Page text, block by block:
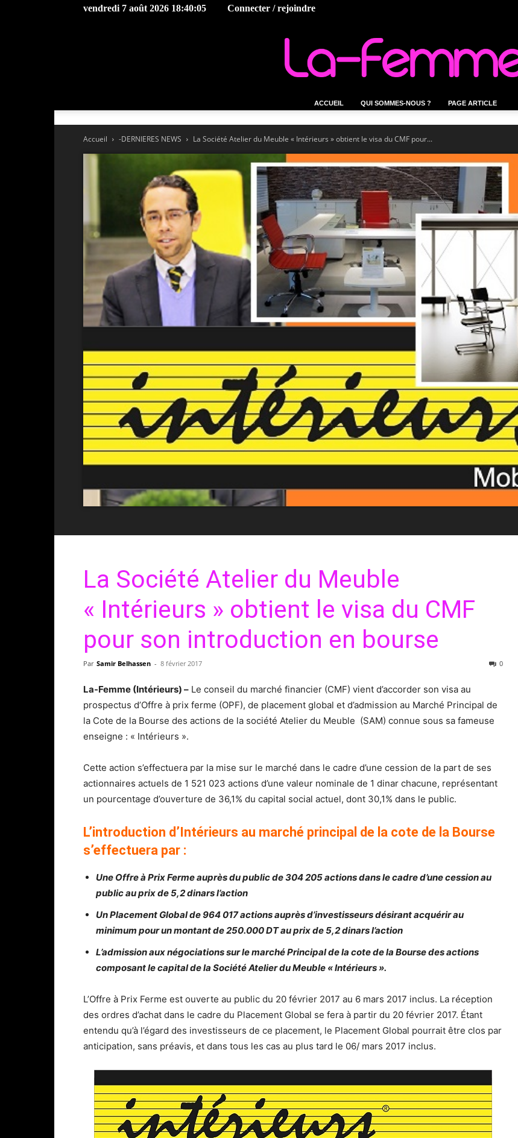
vendredi 7 août 2026 18:40:05 Connecter / rejoindre
femme.tn
ACCUEIL QUI SOMMES-NOUS ? PAGE ARTICLE
Accueil -DERNIERES NEWS La Société Atelier du Meuble « Intérieurs » obtient le visa du CMF pour...
La Société Atelier du Meuble
« Intérieurs » obtient le visa du CMF
pour son introduction en bourse
Par Samir Belhassen - 8 février 2017 0
La-Femme (Intérieurs) – Le conseil du marché financier (CMF) vient d’accorder son visa au
prospectus d’Offre à prix ferme (OPF), de placement global et d’admission au Marché Principal de
la Cote de la Bourse des actions de la société Atelier du Meuble (SAM) connue sous sa fameuse
enseigne : « Intérieurs ».
Cette action s’effectuera par la mise sur le marché dans le cadre d’une cession de la part de ses
actionnaires actuels de 1 521 023 actions d’une valeur nominale de 1 dinar chacune, représentant
un pourcentage d’ouverture de 36,1% du capital social actuel, dont 30,1% dans le public.
L’introduction d’Intérieurs au marché principal de la cote de la Bourse
s’effectuera par :
Une Offre à Prix Ferme auprès du public de 304 205 actions dans le cadre d’une cession au
public au prix de 5,2 dinars l’action
Un Placement Global de 964 017 actions auprès d’investisseurs désirant acquérir au
minimum pour un montant de 250.000 DT au prix de 5,2 dinars l’action
L’admission aux négociations sur le marché Principal de la cote de la Bourse des actions
composant le capital de la Société Atelier du Meuble « Intérieurs ».
L’Offre à Prix Ferme est ouverte au public du 20 février 2017 au 6 mars 2017 inclus. La réception
des ordres d’achat dans le cadre du Placement Global se fera à partir du 20 février 2017. Étant
entendu qu’à l’égard des investisseurs de ce placement, le Placement Global pourrait être clos par
anticipation, sans préavis, et dans tous les cas au plus tard le 06/ mars 2017 inclus.